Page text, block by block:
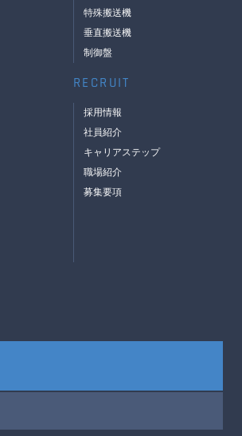
特殊搬送機
垂直搬送機
制御盤
RECRUIT
採用情報
社員紹介
キャリアステップ
職場紹介
募集要項